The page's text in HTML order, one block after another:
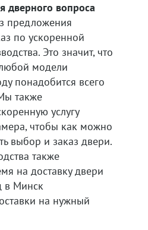
дверного вопроса
предложения
по ускоренной
Это значит, что
модели
понадобится всего
также
услугу
чтобы как можно
выбор и заказ двери.
также
на доставку двери
в Минск
на нужный